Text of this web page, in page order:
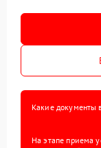
Какие документы
На этапе приема